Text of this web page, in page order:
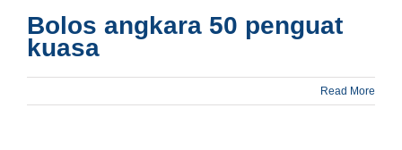
Bolos angkara 50 penguat
kuasa
Read More